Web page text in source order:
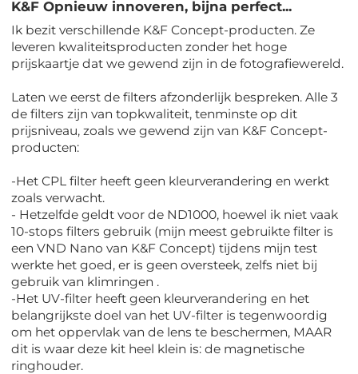
K&F Opnieuw innoveren, bijna perfect...
Ik bezit verschillende K&F Concept-producten. Ze
leveren kwaliteitsproducten zonder het hoge
prijskaartje dat we gewend zijn in de fotografiewereld.
Laten we eerst de filters afzonderlijk bespreken. Alle 3
de filters zijn van topkwaliteit, tenminste op dit
prijsniveau, zoals we gewend zijn van K&F Concept-
producten:
-Het CPL filter heeft geen kleurverandering en werkt
zoals verwacht.
- Hetzelfde geldt voor de ND1000, hoewel ik niet vaak
10-stops filters gebruik (mijn meest gebruikte filter is
een VND Nano van K&F Concept) tijdens mijn test
werkte het goed, er is geen oversteek, zelfs niet bij
gebruik van klimringen .
-Het UV-filter heeft geen kleurverandering en het
belangrijkste doel van het UV-filter is tegenwoordig
om het oppervlak van de lens te beschermen, MAAR
dit is waar deze kit heel klein is: de magnetische
ringhouder.